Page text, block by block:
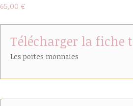
65,00 €
Télécharger la fiche
Les portes monnaies